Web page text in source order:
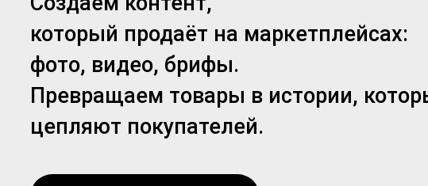
который продаёт на маркетплейсах:
фото, видео, брифы.
Превращаем товары в истории,
цепляют покупателей.